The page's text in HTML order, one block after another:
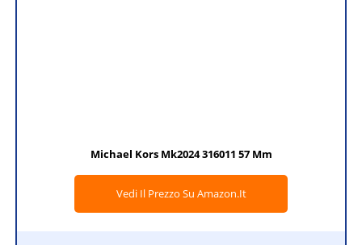
Michael Kors Mk2024 316011 57 Mm
Vedi Il Prezzo Su Amazon.it